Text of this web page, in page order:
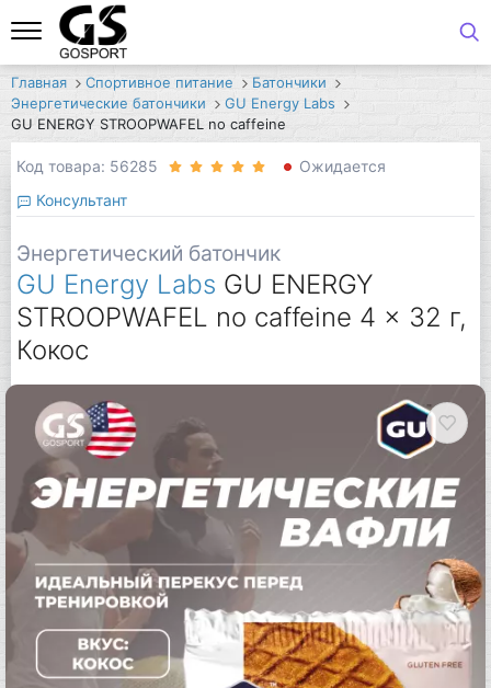
Главная Спортивное питание
Батончики
Энергетические батончики
GU Energy Labs
GU ENERGY STROOPWAFEL no caffeine
Код товара: 56285
Ожидается
Консультант
Энергетический батончик
GU Energy Labs GU ENERGY
STROOPWAFEL no caffeine 4 x 32 г,
Кокос